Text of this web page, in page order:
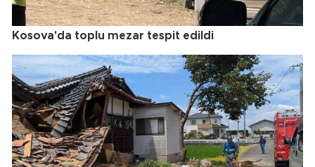
Kosova'da toplu mezar tespit edildi